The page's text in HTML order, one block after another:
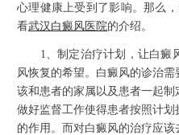
心理健康上受到了影响。那么
看武汉白癜风医院的介绍。
1、制定治疗计划，让白癜
风恢复的希望。白癜风的诊治
该和患者的家属以及患者一起
做好监督工作使得患者按照计
的作用。而对白癜风的治疗应